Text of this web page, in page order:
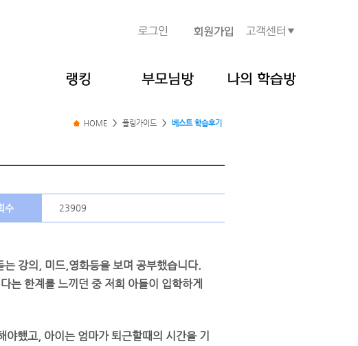
HOME > 플링가이드 > 베스트 학습후기
수 23909
강의, 미드,영화등을 보며 공부했습니다.
는 한계를 느끼던 중 저희 아들이 입학하게
했고, 아이는 엄마가 퇴근할때의 시간을 기